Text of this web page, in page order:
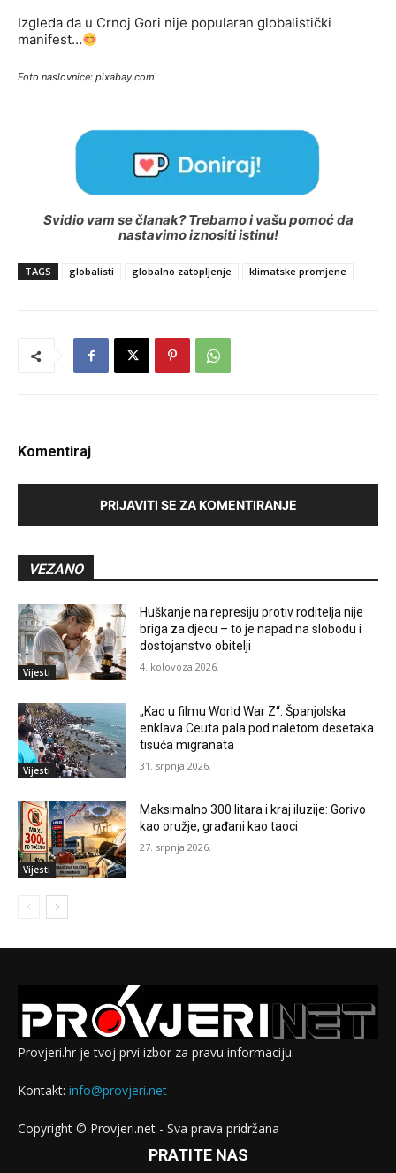
Izgleda da u Crnoj Gori nije popularan globalistički
manifest…
Foto naslovnice: pixabay.com
Svidio vam se članak? Trebamo i vašu pomoć da
nastavimo iznositi istinu!
TAGS globalisti globalno zatopljenje klimatske promjene
Komentiraj
PRIJAVITI SE ZA KOMENTIRANJE
VEZANO
Vijesti
Huškanje na represiju protiv roditelja nije
briga za djecu – to je napad na slobodu i
dostojanstvo obitelji
4. kolovoza 2026.
Vijesti
„Kao u filmu World War Z“: Španjolska
enklava Ceuta pala pod naletom desetaka
tisuća migranata
31. srpnja 2026.
Vijesti
Maksimalno 300 litara i kraj iluzije: Gorivo
kao oružje, građani kao taoci
27. srpnja 2026.
Provjeri.hr je tvoj prvi izbor za pravu informaciju.
Kontakt: info@provjeri.net
Copyright © Provjeri.net - Sva prava pridržana
PRATITE NAS